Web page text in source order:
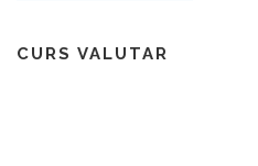
CURS VALUTAR